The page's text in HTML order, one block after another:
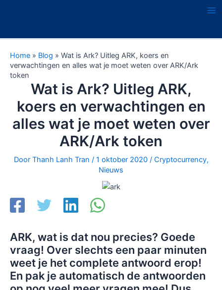
inhoud
Home » Blog » Wat is Ark? Uitleg ARK, koers en
verwachtingen en alles wat je moet weten over ARK/Ark
token
Wat is Ark? Uitleg ARK,
koers en verwachtingen en
alles wat je moet weten over
ARK/Ark token
Door Thanh Lanh Tran / 1 oktober 2020 / Cryptocurrency,
Nieuws
ARK, wat is dat nou precies? Goede
vraag! Over slechts een paar minuten
weet je het complete antwoord erop!
En pak je automatisch de antwoorden